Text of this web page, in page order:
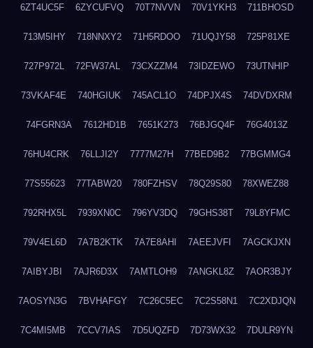
6ZT4UC5F 6ZYCUFVQ 70T7NVVN 70V1YKH3 711BHOSD
713M5IHY 718NNXY2 71H5RDOO 71UQJY58 725P81XE
727P972L 72FW37AL 73CXZZM4 73IDZEWO 73UTNHIP
73VKAF4E 740HGIUK 745ACL1O 74DPJX4S 74DVDXRM
74FGRN3A 7612HD1B 7651K273 76BJGQ4F 76G4013Z
76HU4CRK 76LLJI2Y 7777M27H 77BED9B2 77BGMMG4
77S55623 77TABW20 780FZHSV 78Q29S80 78XWEZ88
792RHX5L 7939XN0C 796YV3DQ 79GHS38T 79L8YFMC
79V4EL6D 7A7B2KTK 7A7E8AHI 7AEEJVFI 7AGCKJXN
7AIBYJBI 7AJR6D3X 7AMTLOH9 7ANGKL8Z 7AOR3BJY
7AOSYN3G 7BVHAFGY 7C26C5EC 7C2S58N1 7C2XDJQN
7C4MI5MB 7CCV7IAS 7D5UQZFD 7D73WX32 7DULR9YN